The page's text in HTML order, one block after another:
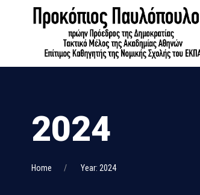
2024
Home Year: 2024